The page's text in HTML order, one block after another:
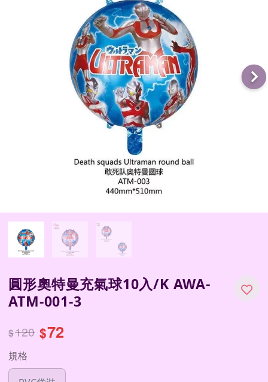
圓形奧特曼充氣球10入/K AWA-
ATM-001-3
$120 $72
規格